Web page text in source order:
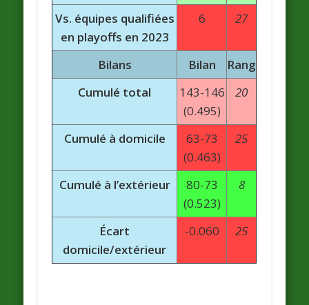
Vs. équipes qualifiées
en playoffs en 2023
6 27
Bilans Bilan
Rang
Cumulé total
143-146
(0.495)
20
Cumulé à domicile
63-73
(0.463)
25
Cumulé à l’extérieur
80-73
(0.523)
8
Écart
domicile/extérieur
-0.060 25